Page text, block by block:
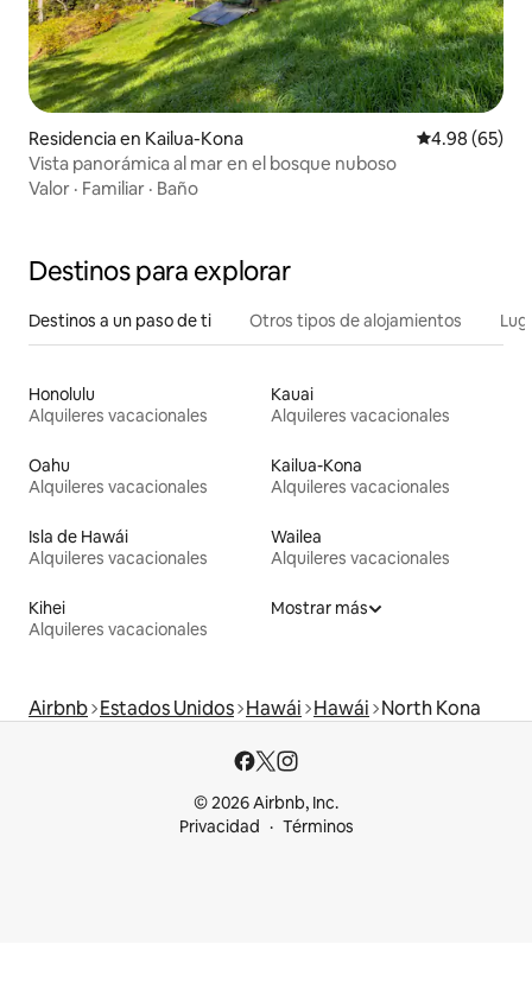
Residencia en Kailua-Kona Calificación
4.98 (65)
Vista panorámica al mar en el bosque nuboso
Valor · Familiar · Baño
Destinos para explorar
Destinos a un paso de ti Otros tipos de alojamientos
Honolulu
Alquileres vacacionales
Kauai
Alquileres vacacionales
Oahu
Alquileres vacacionales
Kailua-Kona
Alquileres vacacionales
Isla de Hawái
Alquileres vacacionales
Wailea
Alquileres vacacionales
Kihei
Alquileres vacacionales
Mostrar más
Airbnb Estados Unidos Hawái Hawái North Kona
© 2026 Airbnb, Inc.
Privacidad
Términos